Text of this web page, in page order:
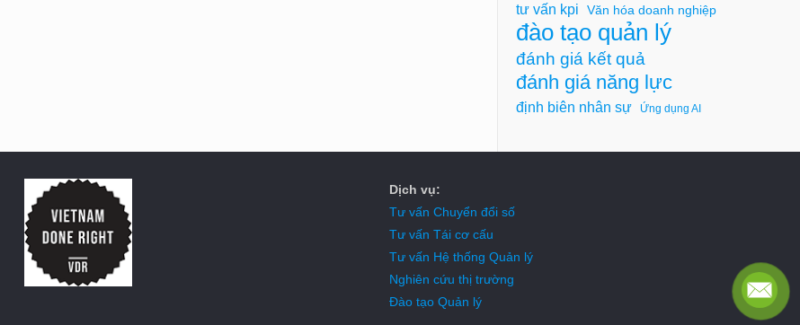
tư vấn kpi Văn hóa doanh nghiệp
đào tạo quản lý
đánh giá kết quả
đánh giá năng lực
định biên nhân sự Ứng dụng AI
Dịch vụ:
Tư vấn Chuyển đổi số
Tư vấn Tái cơ cấu
Tư vấn Hệ thống Quản lý
Nghiên cứu thị trường
Đào tạo Quản lý